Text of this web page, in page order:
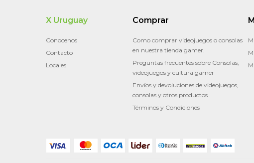
X Uruguay
Conocenos
Contacto
Locales
Comprar
Como comprar videojuegos o consolas
en nuestra tienda gamer.
Preguntas frecuentes sobre Consolas,
videojuegos y cultura gamer
Envíos y devoluciones de videojuegos,
consolas y otros productos
Términos y Condiciones